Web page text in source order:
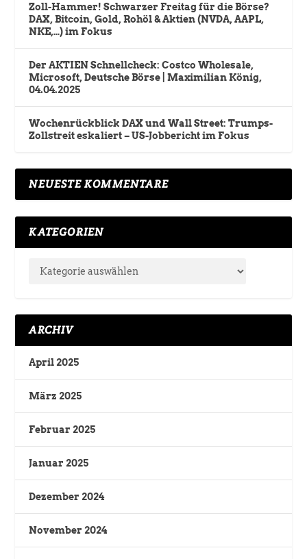
Zoll-Hammer! Schwarzer Freitag für die Börse?
DAX, Bitcoin, Gold, Rohöl & Aktien (NVDA, AAPL,
NKE,…) im Fokus
Der AKTIEN Schnellcheck: Costco Wholesale,
Microsoft, Deutsche Börse | Maximilian König,
04.04.2025
Wochenrückblick DAX und Wall Street: Trumps-
Zollstreit eskaliert – US-Jobbericht im Fokus
NEUESTE KOMMENTARE
KATEGORIEN
ARCHIV
April 2025
März 2025
Februar 2025
Januar 2025
Dezember 2024
November 2024